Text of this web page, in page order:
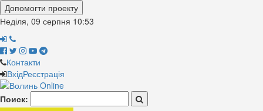
Допомогти проекту
Неділя, 09 серпня 10:53
Контакти
ВхідРеєстрація
Поиск: